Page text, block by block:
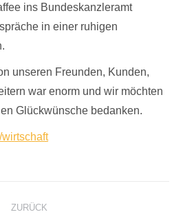
ins Bundeskanzleramt
in einer ruhigen
unseren Freunden, Kunden,
war enorm und wir möchten
Glückwünsche bedanken.
wirtschaft
ZURÜCK